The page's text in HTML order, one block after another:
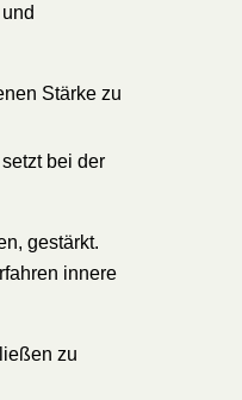
Stärke zu
bei der
gestärkt.
innere
zu